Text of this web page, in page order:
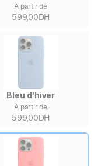
À partir de
599,00DH
Bleu d’hiver
À partir de
599,00DH